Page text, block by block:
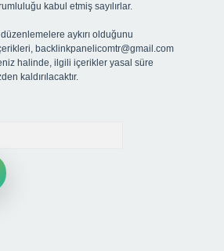
kabul etmiş sayılırlar.
aykırı olduğunu
backlinkpanelicomtr@gmail.com
halinde, ilgili içerikler yasal süre
kaldırılacaktır.